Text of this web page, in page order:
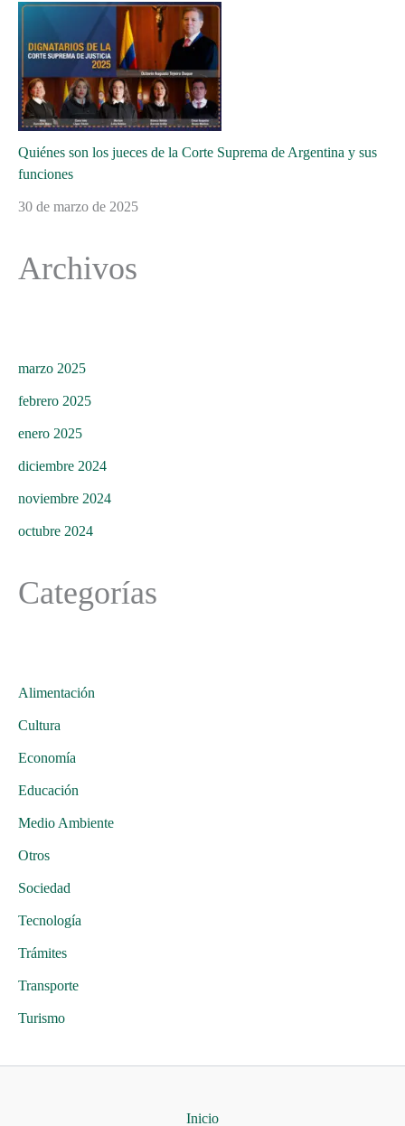
Quiénes son los jueces de la Corte Suprema de Argentina y sus
funciones
30 de marzo de 2025
Archivos
marzo 2025
febrero 2025
enero 2025
diciembre 2024
noviembre 2024
octubre 2024
Categorías
Alimentación
Cultura
Economía
Educación
Medio Ambiente
Otros
Sociedad
Tecnología
Trámites
Transporte
Turismo
Inicio